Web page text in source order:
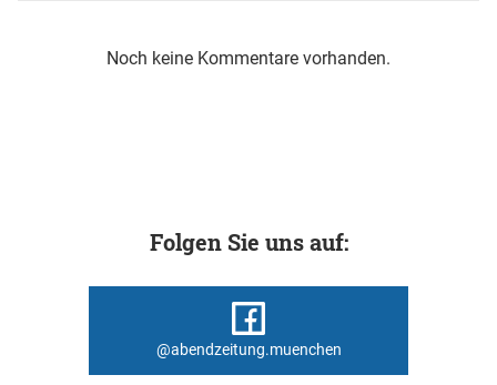
Noch keine Kommentare vorhanden.
Folgen Sie uns auf:
@abendzeitung.muenchen